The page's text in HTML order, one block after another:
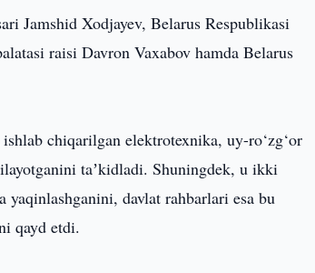
Jamshid Xodjayev, Belarus Respublikasi
raisi Davron Vaxabov hamda Belarus
chiqarilgan elektrotexnika, uy-ro‘zg‘or
taʼkidladi. Shuningdek, u ikki
davlat rahbarlari esa bu
qayd etdi.